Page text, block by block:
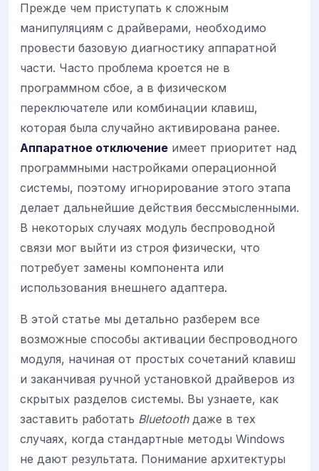
Прежде чем приступать к сложным
манипуляциям с драйверами, необходимо
провести базовую диагностику аппаратной
части. Часто проблема кроется не в
программном сбое, а в физическом
переключателе или комбинации клавиш,
которая была случайно активирована ранее.
Аппаратное отключение имеет приоритет над
программными настройками операционной
системы, поэтому игнорирование этого этапа
делает дальнейшие действия бессмысленными.
В некоторых случаях модуль беспроводной
связи мог выйти из строя физически, что
потребует замены компонента или
использования внешнего адаптера.
В этой статье мы детально разберем все
возможные способы активации беспроводного
модуля, начиная от простых сочетаний клавиш
и заканчивая ручной установкой драйверов из
скрытых разделов системы. Вы узнаете, как
заставить работать Bluetoothдаже в тех
случаях, когда стандартные методы Windows
не дают результата. Понимание архитектуры